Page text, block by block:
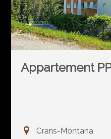
Appartement
Crans-Montana